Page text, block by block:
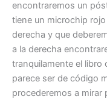
encontraremos un
tiene un microchip
derecha y que
a la derecha
tranquilamente el libro
parece ser de código
procederemos a mirar